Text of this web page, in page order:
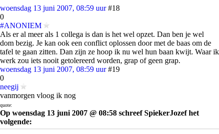
woensdag 13 juni 2007, 08:59 uur #18
0
#ANONIEM
Als er al meer als 1 collega is dan is het wel opzet. Dan ben je wel
dom bezig. Je kan ook een conflict oplossen door met de baas om de
tafel te gaan zitten. Dan zijn ze hoop ik nu wel hun baan kwijt. Waar ik
werk zou iets nooit getolereerd worden, grap of geen grap.
woensdag 13 juni 2007, 08:59 uur #19
0
neegij
vanmorgen vloog ik nog
quote:
Op woensdag 13 juni 2007 @ 08:58 schreef SpiekerJozef het
volgende: